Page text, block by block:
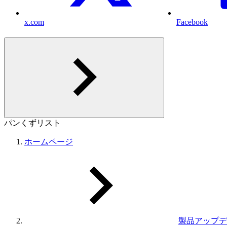
x.com Facebook
パンくずリスト
ホームページ
製品アップ